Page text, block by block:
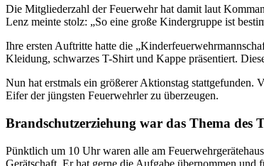
Die Mitgliederzahl der Feuerwehr hat damit laut
Lenz meinte stolz: „So eine große Kindergruppe ist
Ihre ersten Auftritte hatte die
Kleidung, schwarzes T-Shirt und Kappe präsentiert.
Nun hat erstmals ein größerer Aktionstag
Eifer der jüngsten Feuerwehrler zu überzeugen.
Brandschutzerziehung war das Thema des
Pünktlich um 10 Uhr waren alle am
Gerätschaft. Er hat gerne die Aufgabe übernommen